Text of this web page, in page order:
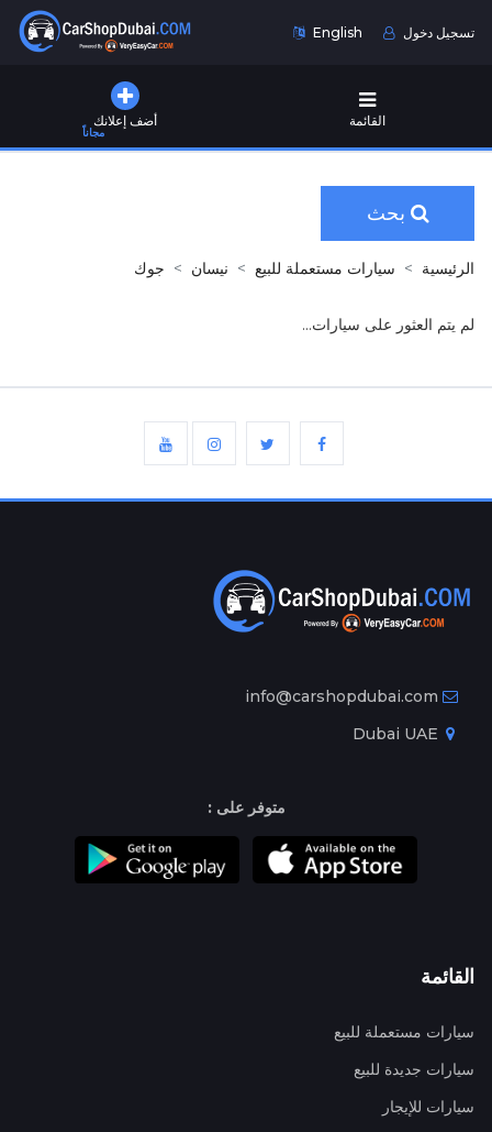
English تسجيل دخول
أضف إعلانك
مجاناً
القائمة
بحث
الرئيسية سيارات مستعملة للبيع نيسان جوك
لم يتم العثور على سيارات...
info@carshopdubai.com
متوفر على :
القائمة
سيارات مستعملة للبيع
سيارات جديدة للبيع
سيارات للإيجار